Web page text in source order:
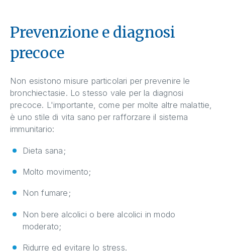
Prevenzione e diagnosi
precoce
Non esistono misure particolari per prevenire le
bronchiectasie. Lo stesso vale per la diagnosi
precoce. L'importante, come per molte altre malattie,
è uno stile di vita sano per rafforzare il sistema
immunitario:
Dieta sana;
Molto movimento;
Non fumare;
Non bere alcolici o bere alcolici in modo
moderato;
Ridurre ed evitare lo stress.